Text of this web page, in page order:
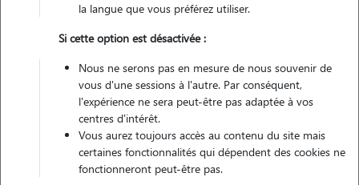
la langue que vous préférez utiliser.
Si cette option est désactivée :
Nous ne serons pas en mesure de nous souvenir de
vous d'une sessions à l'autre. Par conséquent,
l'expérience ne sera peut-être pas adaptée à vos
centres d'intérêt.
Vous aurez toujours accès au contenu du site mais
certaines fonctionnalités qui dépendent des cookies ne
fonctionneront peut-être pas.